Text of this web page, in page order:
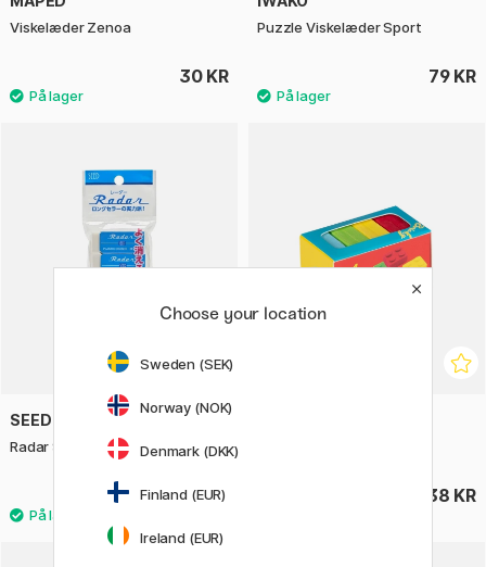
Viskelæder Zenoa
30 KR
Puzzle Viskelæder Sport
79 KR
SEED
Radar SR-70 Viskelæder 5-pak
39 KR 38 KR
Choose your location
Sweden (SEK)
Norway (NOK)
Denmark (DKK)
Finland (EUR)
Ireland (EUR)